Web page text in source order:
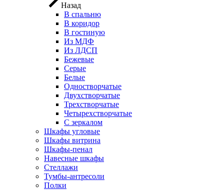
Назад
В спальню
В коридор
В гостиную
Из МДФ
Из ЛДСП
Бежевые
Серые
Белые
Одностворчатые
Двухстворчатые
Трехстворчатые
Четырехстворчатые
С зеркалом
Шкафы угловые
Шкафы витрина
Шкафы-пенал
Навесные шкафы
Стеллажи
Тумбы-антресоли
Полки